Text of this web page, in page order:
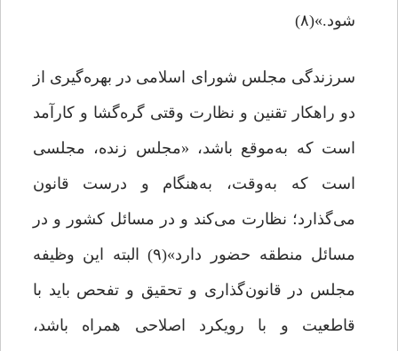
شود.»(۸)
سرزندگی مجلس شورای اسلامی در بهره‌گیری از
دو راهکار تقنین و نظارت وقتی گره‌گشا و کارآمد
است که به‌موقع باشد، «مجلس زنده، مجلسی
است که به‌وقت، به‌هنگام و درست قانون
می‌گذارد؛ نظارت می‌کند و در مسائل کشور و در
مسائل منطقه حضور دارد»(۹) البته این وظیفه
مجلس در قانون‌گذاری و تحقیق و تفحص باید با
قاطعیت و با رویکرد اصلاحی همراه باشد،